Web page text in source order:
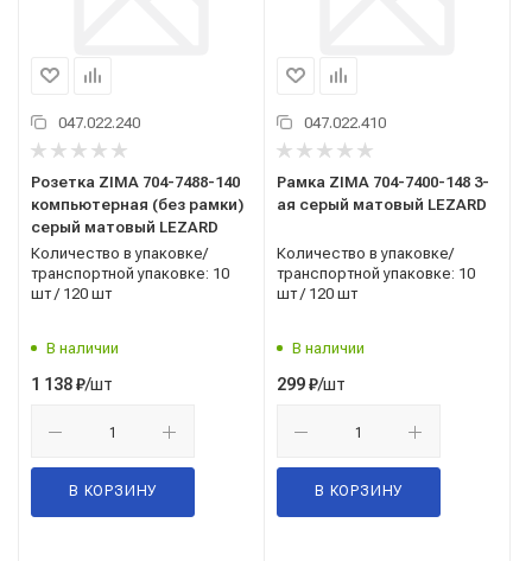
047.022.240
Розетка ZIMA 704-7488-140
компьютерная (без рамки)
серый матовый LEZARD
Количество в упаковке/
транспортной упаковке: 10
шт / 120 шт
В наличии
1 138₽/шт
В КОРЗИНУ
047.022.410
Рамка ZIMA 704-7400-148 3-
ая серый матовый LEZARD
Количество в упаковке/
транспортной упаковке: 10
шт / 120 шт
В наличии
299₽/шт
В КОРЗИНУ